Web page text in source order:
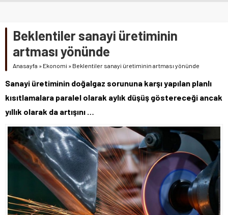
Beklentiler sanayi üretiminin
artması yönünde
Anasayfa » Ekonomi » Beklentiler sanayi üretiminin artması yönünde
Sanayi üretiminin doğalgaz sorununa karşı yapılan planlı
kısıtlamalara paralel olarak aylık düşüş göstereceği ancak
yıllık olarak da artışını …